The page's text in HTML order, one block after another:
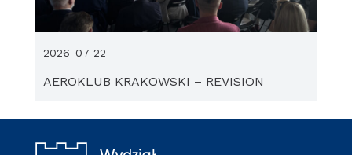
AEROKLUB KRAKOWSKI – REVISION
2026-07-22